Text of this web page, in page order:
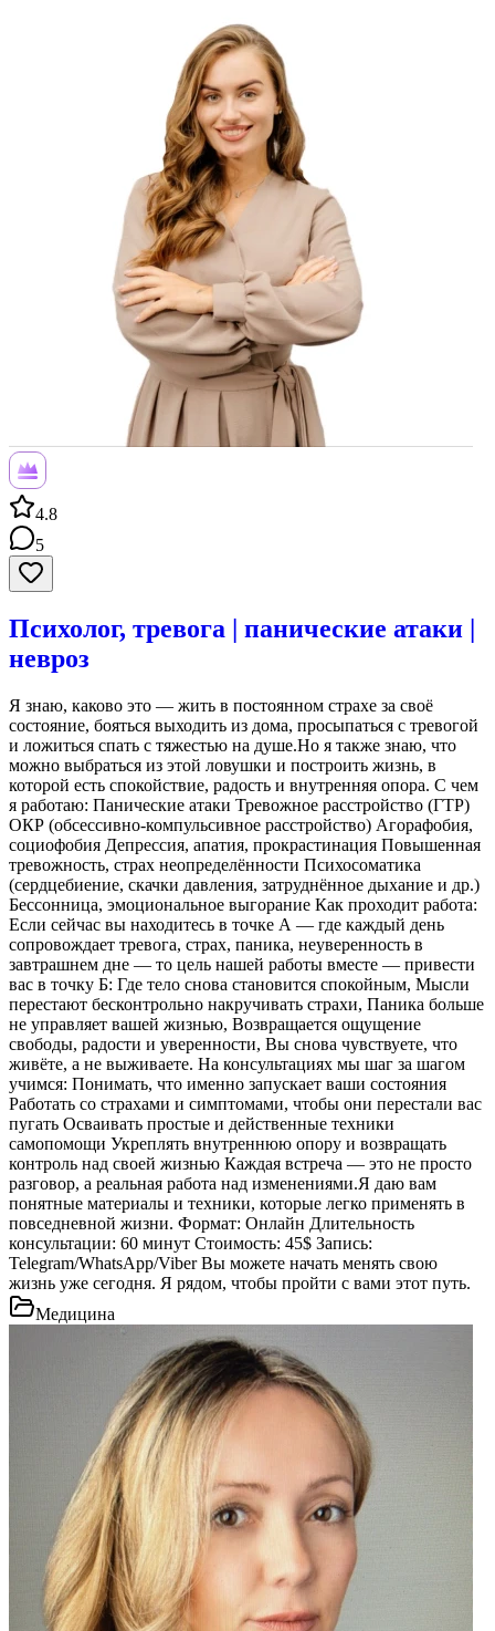
4.8
5
Психолог, тревога | панические атаки |
невроз
Я знаю, каково это — жить в постоянном страхе за своё
состояние, бояться выходить из дома, просыпаться с тревогой
и ложиться спать с тяжестью на душе.Но я также знаю, что
можно выбраться из этой ловушки и построить жизнь, в
которой есть спокойствие, радость и внутренняя опора. С чем
я работаю: Панические атаки Тревожное расстройство (ГТР)
ОКР (обсессивно-компульсивное расстройство) Агорафобия,
социофобия Депрессия, апатия, прокрастинация Повышенная
тревожность, страх неопределённости Психосоматика
(сердцебиение, скачки давления, затруднённое дыхание и др.)
Бессонница, эмоциональное выгорание Как проходит работа:
Если сейчас вы находитесь в точке А — где каждый день
сопровождает тревога, страх, паника, неуверенность в
завтрашнем дне — то цель нашей работы вместе — привести
вас в точку Б: Где тело снова становится спокойным, Мысли
перестают бесконтрольно накручивать страхи, Паника больше
не управляет вашей жизнью, Возвращается ощущение
свободы, радости и уверенности, Вы снова чувствуете, что
живёте, а не выживаете. На консультациях мы шаг за шагом
учимся: Понимать, что именно запускает ваши состояния
Работать со страхами и симптомами, чтобы они перестали вас
пугать Осваивать простые и действенные техники
самопомощи Укреплять внутреннюю опору и возвращать
контроль над своей жизнью Каждая встреча — это не просто
разговор, а реальная работа над изменениями.Я даю вам
понятные материалы и техники, которые легко применять в
повседневной жизни. Формат: Онлайн Длительность
консультации: 60 минут Стоимость: 45$ Запись:
Telegram/WhatsApp/Viber Вы можете начать менять свою
жизнь уже сегодня. Я рядом, чтобы пройти с вами этот путь.
Медицина